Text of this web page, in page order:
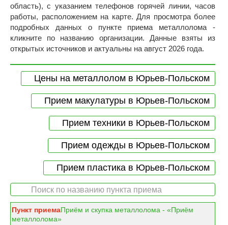
область), c указанием телефонов горячей линии, часов
работы, расположением на карте. Для просмотра более
подробных данных о пункте приема металлолома -
кликните по названию организации. Данные взяты из
открытых источников и актуальны на август 2026 года.
Цены на металлолом в Юрьев-Польском
Прием макулатуры в Юрьев-Польском
Прием техники в Юрьев-Польском
Прием одежды в Юрьев-Польском
Прием пластика в Юрьев-Польском
Приём и скупка металлолома - «Приём
металлолома»